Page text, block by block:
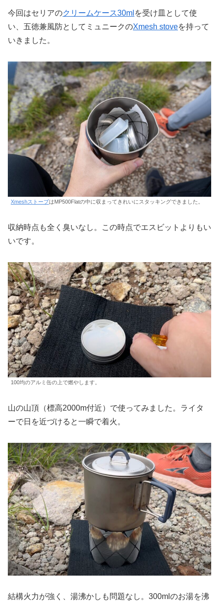
今回はセリアのクリームケース30ml を受け皿として使
い、五徳兼風防としてミュニークのXmesh stoveを持って
いきました。
XmeshストーブはMP500Flatの中に収まってきれいにスタッキングできました。
収納時点も全く臭いなし。この時点でエスビットよりもい
いです。
100均のアルミ缶の上で燃やします。
山の山頂（標高2000m付近）で使ってみました。ライタ
ーで日を近づけると一瞬で着火。
結構火力が強く、湯沸かしも問題なし。300mlのお湯を沸